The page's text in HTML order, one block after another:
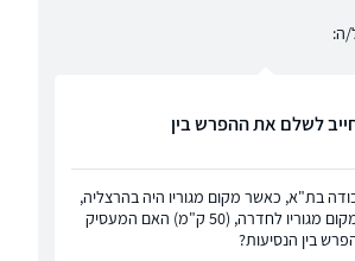
ה:
לשלם את ההפרש בין
בת"א, כאשר מקום מגוריו היה בהרצליה,
כעת העתיק את מקום מגוריו לחדרה, (50 ק"מ) האם המעסיק
בין הנסיעות?